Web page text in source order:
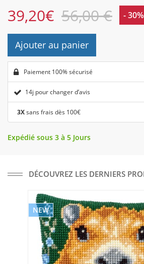
39,20€ 56,00 € - 30%
Ajouter au panier
Paiement 100% sécurisé
14j pour changer d’avis
3Xsans frais dès 100€
Expédié sous 3 à 5 Jours
DÉCOUVREZ LES DERNIERS
NEW